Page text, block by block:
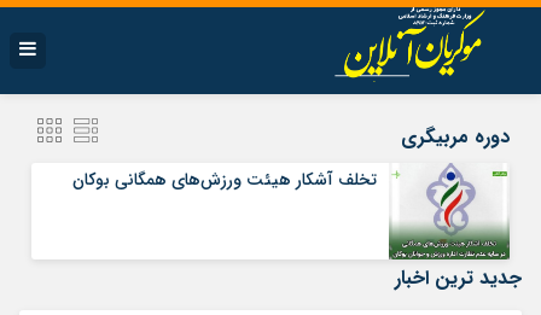
دوره مربیگری
تخلف آشکار هیئت ورزش‌های همگانی بوکان
جدید ترین اخبار